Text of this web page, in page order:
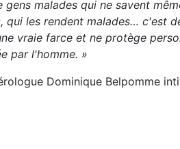
malades qui ne savent
qui les rendent malades… c'est
vraie farce et ne protège
par l'homme. »
Dominique Belpomme